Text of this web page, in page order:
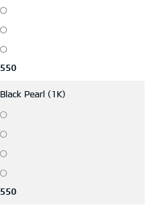
550
Black Pearl (1K)
550